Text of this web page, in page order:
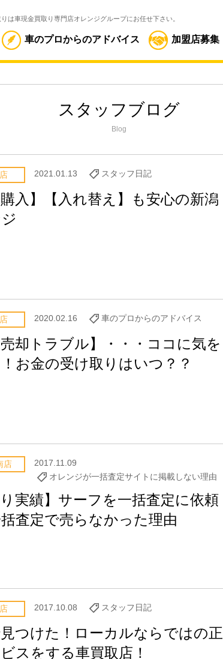
は車現金買取り専門店オレンジグループにお任せ下さい。
車のプロからのアドバイス 加盟店募集
スタッフブログ
Blog
2021.01.13 スタッフ日記
入】【入れ替え】も安心の新潟
2020.02.16 車のプロからのアドバイス
売却トラブル】・・・ココに気を
お金の受け取りはいつ？？
店
2017.11.09
オレンジが一括査定サイトに掲載しない理由
り実績】サーフを一括査定に依頼
査定で売らなかった理由
2017.10.08 スタッフ日記
つけた！ローカルならではの正
スをする車買取店！